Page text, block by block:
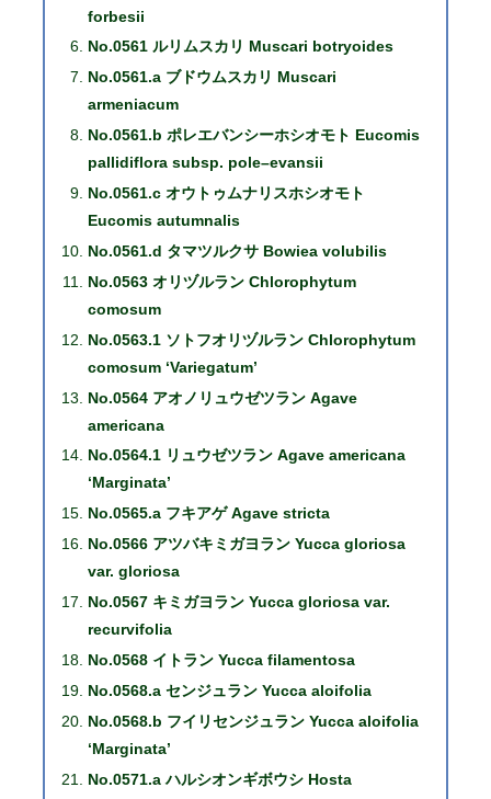
forbesii
No.0561 ルリムスカリ Muscari botryoides
No.0561.a ブドウムスカリ Muscari
armeniacum
No.0561.b ポレエバンシーホシオモト Eucomis
pallidiflora subsp. pole–evansii
No.0561.c オウトゥムナリスホシオモト
Eucomis autumnalis
No.0561.d タマツルクサ Bowiea volubilis
No.0563 オリヅルラン Chlorophytum
comosum
No.0563.1 ソトフオリヅルラン Chlorophytum
comosum ‘Variegatum’
No.0564 アオノリュウゼツラン Agave
americana
No.0564.1 リュウゼツラン Agave americana
‘Marginata’
No.0565.a フキアゲ Agave stricta
No.0566 アツバキミガヨラン Yucca gloriosa
var. gloriosa
No.0567 キミガヨラン Yucca gloriosa var.
recurvifolia
No.0568 イトラン Yucca filamentosa
No.0568.a センジュラン Yucca aloifolia
No.0568.b フイリセンジュラン Yucca aloifolia
‘Marginata’
No.0571.a ハルシオンギボウシ Hosta